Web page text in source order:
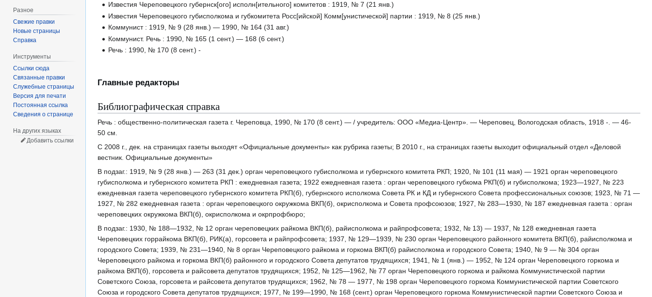
Известия Череповецкого губернск[ого] исполн[ительного] комитетов : 1919, № 7 (21 янв.)
Известия Череповецкого губисполкома и губкомитета Росс[ийской] Комм[унистической] партии : 1919, № 8 (25 янв.)
Коммунист : 1919, № 9 (28 янв.) — 1990, № 164 (31 авг.)
Коммунист. Речь : 1990, № 165 (1 сент.) — 168 (6 сент.)
Речь : 1990, № 170 (8 сент.) -
Главные редакторы
Библиографическая справка
Речь : общественно-политическая газета г. Череповца, 1990, № 170 (8 сент.) — / учредитель: ООО «Медиа-Центр». — Череповец, Вологодская область, 1918 -. — 46-
50 см.
С 2008 г., дек. на страницах газеты выходят «Официальные документы» как рубрика газеты; В 2010 г., на страницах газеты выходит официальный отдел «Деловой
вестник. Официальные документы»
В подзаг.: 1919, № 9 (28 янв.) — 263 (31 дек.) орган череповецкого губисполкома и губернского комитета РКП; 1920, № 101 (11 мая) — 1921 орган череповецкого
губисполкома и губернского комитета РКП : ежедневная газета; 1922 ежедневная газета : орган череповецкого губкома РКП(б) и губисполкома; 1923—1927, № 223
ежедневная газета череповецкого губернского комитета РКП(б), губернского исполкома Совета РК и КД и губернского Совета профессиональных союзов; 1923, № 71 —
1927, № 282 ежедневная газета : орган череповецкого окружкома ВКП(б), окрисполкома и Совета профсоюзов; 1927, № 283—1930, № 187 ежедневная газета : орган
череповецких окружкома ВКП(б), окрисполкома и окрпрофбюро;
В подзаг.: 1930, № 188—1932, № 12 орган череповецких райкома ВКП(б), райисполкома и райпрофсовета; 1932, № 13) — 1937, № 128 ежедневная газета
Череповецких горрайкома ВКП(б), РИК(а), горсовета и райпрофсовета; 1937, № 129—1939, № 230 орган Череповецкого районного комитета ВКП(б), райисполкома и
городского Совета; 1939, № 231—1940, № 8 орган Череповецкого райкома и горкома ВКП(б) райисполкома и городского Совета; 1940, № 9 — № 304 орган
Череповецкого райкома и горкома ВКП(б) районного и городского Совета депутатов трудящихся; 1941, № 1 (янв.) — 1952, № 124 орган Череповецкого горкома и
райкома ВКП(б), горсовета и райсовета депутатов трудящихся; 1952, № 125—1962, № 77 орган Череповецкого горкома и райкома Коммунистической партии
Советского Союза, горсовета и райсовета депутатов трудящихся; 1962, № 78 — 1977, № 198 орган Череповецкого горкома Коммунистической партии Советского
Союза и городского Совета депутатов трудящихся; 1977, № 199—1990, № 168 (сент.) орган Череповецкого горкома Коммунистической партии Советского Союза и
Разное
Свежие правки
Новые страницы
Справка
Инструменты
Ссылки сюда
Связанные правки
Служебные страницы
Версия для печати
Постоянная ссылка
Сведения о странице
На других языках
Добавить ссылки